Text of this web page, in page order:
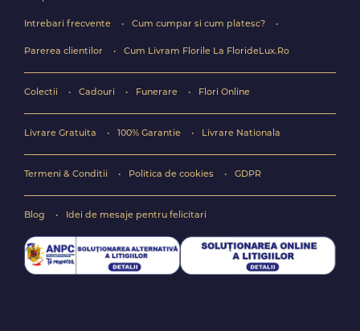
Intrebari frecvente Cum cumpar si cum platesc?
Parerea clientilor Cum Livram Florile La FlorideLux.Ro
Colectii Cadouri Funerare Flori Online
Livrare Gratuita 100% Garantie Livrare Nationala
Termeni & Conditii Politica de cookies GDPR
Blog Idei de mesaje pentru felicitari